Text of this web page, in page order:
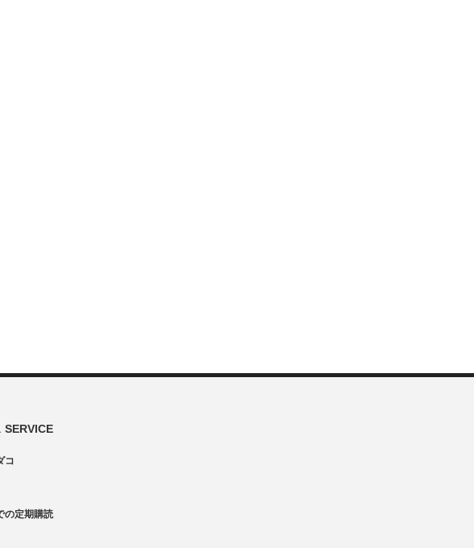
SERVICE
コ
の定期購読